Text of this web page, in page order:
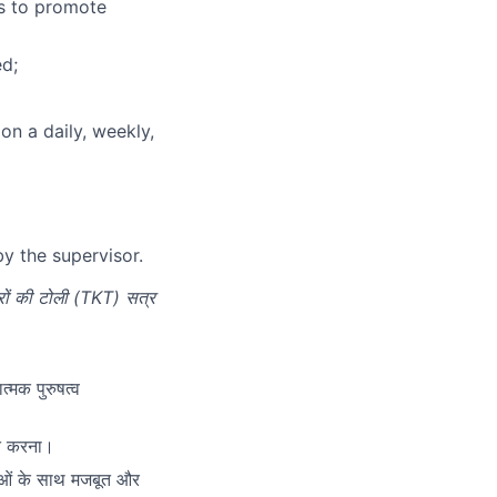
to promote
a daily, weekly,
the supervisor.
की टोली (TKT) सत्र
पुरुषत्व
करना।
के साथ मजबूत और